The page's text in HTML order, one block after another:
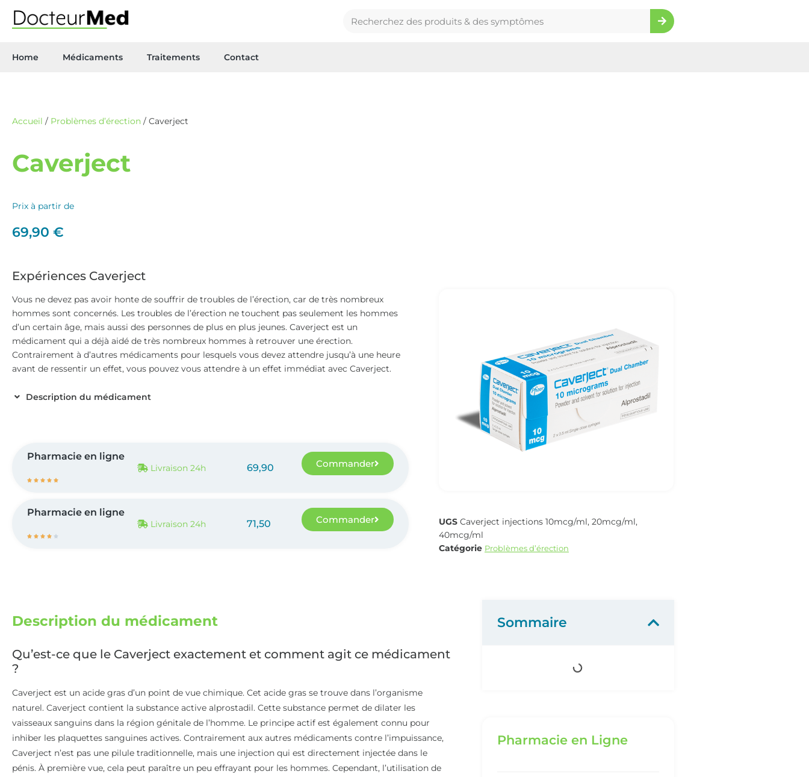
Home Médicaments Traitements Contact
Accueil / Problèmes d’érection / Caverject
Caverject
Prix à partir de
69,90 €
Expériences Caverject
Vous ne devez pas avoir honte de souffrir de troubles de l’érection, car de très nombreux
hommes sont concernés. Les troubles de l’érection ne touchent pas seulement les hommes
d’un certain âge, mais aussi des personnes de plus en plus jeunes. Caverject est un
médicament qui a déjà aidé de très nombreux hommes à retrouver une érection.
Contrairement à d’autres médicaments pour lesquels vous devez attendre jusqu’à une heure
avant de ressentir un effet, vous pouvez vous attendre à un effet immédiat avec Caverject.
Description du médicament
Pharmacie en ligne
    
Livraison 24h 69,90 Commander
Pharmacie en ligne
    
Livraison 24h 71,50 Commander UGS Caverject injections 10mcg/ml, 20mcg/ml,
40mcg/ml
Catégorie Problèmes d’érection
Description du médicament
Qu’est-ce que le Caverject exactement et comment agit ce médicament
?
Caverject est un acide gras d’un point de vue chimique. Cet acide gras se trouve dans l’organisme
naturel. Caverject contient la substance active alprostadil. Cette substance permet de dilater les
vaisseaux sanguins dans la région génitale de l’homme. Le principe actif est également connu pour
inhiber les plaquettes sanguines actives. Contrairement aux autres médicaments contre l’impuissance,
Caverject n’est pas une pilule traditionnelle, mais une injection qui est directement injectée dans le
pénis. À première vue, cela peut paraître un peu effrayant pour les hommes. Cependant, l’utilisation de
Sommaire
Pharmacie en Ligne